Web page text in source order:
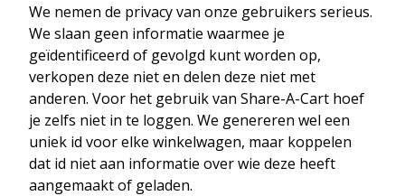
We nemen de privacy van onze gebruikers serieus.
We slaan geen informatie waarmee je
geïdentificeerd of gevolgd kunt worden op,
verkopen deze niet en delen deze niet met
anderen. Voor het gebruik van Share-A-Cart hoef
je zelfs niet in te loggen. We genereren wel een
uniek id voor elke winkelwagen, maar koppelen
dat id niet aan informatie over wie deze heeft
aangemaakt of geladen.